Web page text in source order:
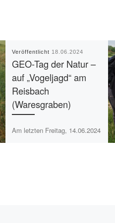
Veröffentlicht 18.06.2024
GEO-Tag der Natur –
auf „Vogeljagd“ am
Reisbach
(Waresgraben)
Am letzten Freitag, 14.06.2024